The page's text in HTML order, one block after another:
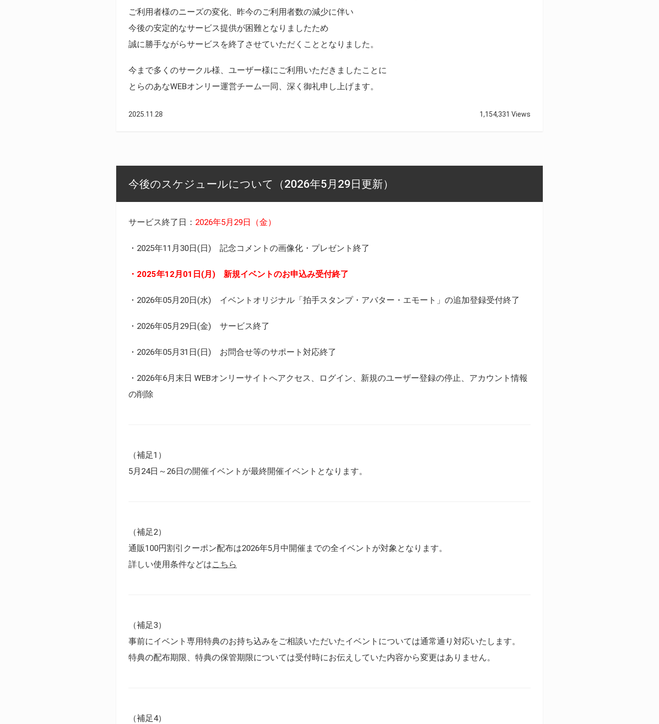
ご利用者様のニーズの変化、昨今のご利用者数の減少に伴い
今後の安定的なサービス提供が困難となりましたため
誠に勝手ながらサービスを終了させていただくこととなりました。
今まで多くのサークル様、ユーザー様にご利用いただきましたことに
とらのあなWEBオンリー運営チーム一同、深く御礼申し上げます。
2025.11.28 1,154,331 Views
今後のスケジュールについて（2026年5月29日更新）
サービス終了日： 2026年5月29日（金）
・2025年11月30日(日) 記念コメントの画像化・プレゼント終了
・2025年12月01日(月) 新規イベントのお申込み受付終了
・2026年05月20日(水) イベントオリジナル「拍手スタンプ・アバター・エモート」の追加登録受付終了
・2026年05月29日(金) サービス終了
・2026年05月31日(日) お問合せ等のサポート対応終了
・2026年6月末日 WEBオンリーサイトへアクセス、ログイン、新規のユーザー登録の停止、アカウント情報
の削除
（補足1）
5月24日～26日の開催イベントが最終開催イベントとなります。
（補足2）
通販100円割引クーポン配布は2026年5月中開催までの全イベントが対象となります。
詳しい使用条件などはこちら
（補足3）
事前にイベント専用特典のお持ち込みをご相談いただいたイベントについては通常通り対応いたします。
特典の配布期限、特典の保管期限については受付時にお伝えしていた内容から変更はありません。
（補足4）